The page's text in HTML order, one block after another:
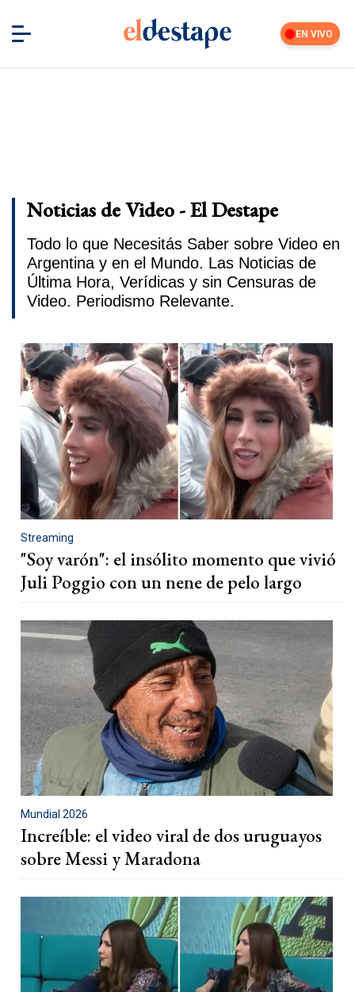
EN VIVO
Noticias de Video - El Destape
Todo lo que Necesitás Saber sobre Video en
Argentina y en el Mundo. Las Noticias de
Última Hora, Verídicas y sin Censuras de
Video. Periodismo Relevante.
Streaming
"Soy varón": el insólito momento que vivió
Juli Poggio con un nene de pelo largo
Mundial 2026
Increíble: el video viral de dos uruguayos
sobre Messi y Maradona